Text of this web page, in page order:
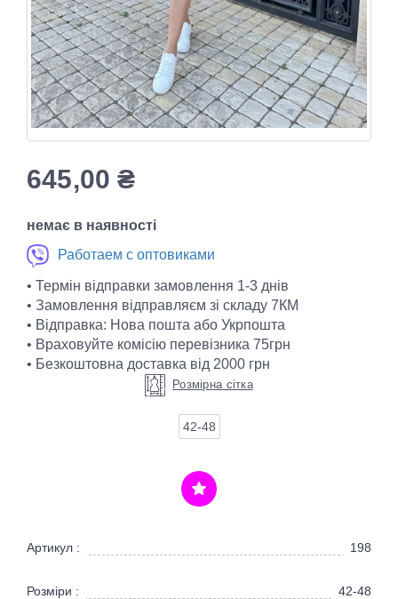
645,00₴
немає в наявності
Работаем с оптовиками
• Термін відправки замовлення 1-3 днів
• Замовлення відправляєм зі складу 7КМ
• Відправка: Нова пошта або Укрпошта
• Враховуйте комісію перевізника 75грн
• Безкоштовна доставка від 2000 грн
Розмірна сітка
42-48
Артикул : 198
Розміри : 42-48